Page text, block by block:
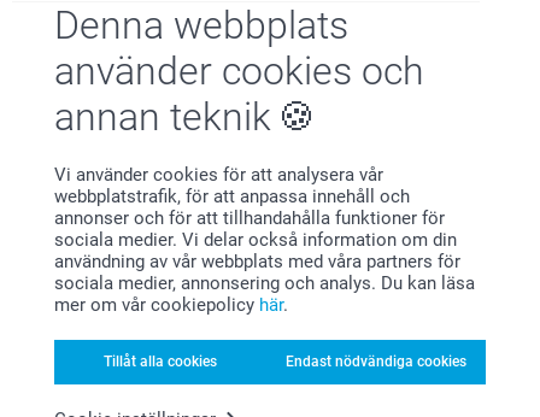
Denna webbplats
använder cookies och
annan teknik
Vi använder cookies för att analysera vår
webbplatstrafik, för att anpassa innehåll och
annonser och för att tillhandahålla funktioner för
sociala medier. Vi delar också information om din
användning av vår webbplats med våra partners för
sociala medier, annonsering och analys. Du kan läsa
mer om vår cookiepolicy här.
Tillåt alla cookies Endast nödvändiga cookies
2025-04-02
09:28
Hej Fideli,
Stort tack för dina ⭐️⭐️⭐️⭐️⭐️ och omdöme, kul att du
är nöjd med dina glas!
Vi önskar dig en fin dag!
Kirsi @smartphoto
Lotta S,
Supernöjd.
Nilsson,
2024-11-29
Roliga glas till 40 årig bröllopsdag